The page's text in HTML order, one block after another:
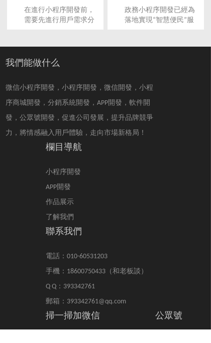
起。
大廳的客服專席接入，
為群眾提供更高效的業
務辦理和咨詢服務。
需要注意哪些問題？
在進行小程序開發前，
需要先進行用戶需求分
綜合考慮城市特點、行
解市場需求，提高用戶
體驗。
要具備哪些功能？
政務小程序開發已經為
落地實現“智慧便民”服
力。那么，滄州政務小
程序開發需要具備哪些
我們能做什么
微信小程序開發，小程序開發，微信開發，小程
序商城開發，分銷系統開發，APP開發，軟件開
發，公眾號開發，促進公司發展，提升品牌競爭
力，將情感融入用戶體驗，走向市場新格局！
欄目導航
小程序開發
APP開發
作品展示
了解我們
聯系我們
電話：010-60531203
手機：18600750433（和老板談）
Q Q：393342761
郵箱：393342761@qq.com
掃一掃加微信 公眾號